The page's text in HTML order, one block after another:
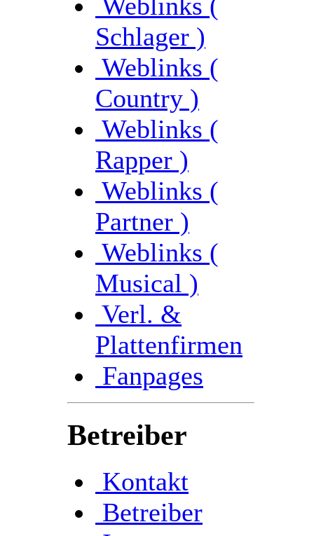
Schlager )
Weblinks (
Country )
Weblinks (
Rapper )
Weblinks (
Partner )
Weblinks (
Musical )
Verl. &
Plattenfirmen
Fanpages
Betreiber
Kontakt
Betreiber